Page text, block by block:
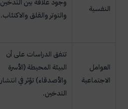
النفسية
وجود علاقة بين التدخين
والتوتر والقلق والاكتئاب.
العوامل
الاجتماعية
تتفق الدراسات على أن
البيئة المحيطة (الأسرة
والأصدقاء) تؤثر في انتشار
التدخين.